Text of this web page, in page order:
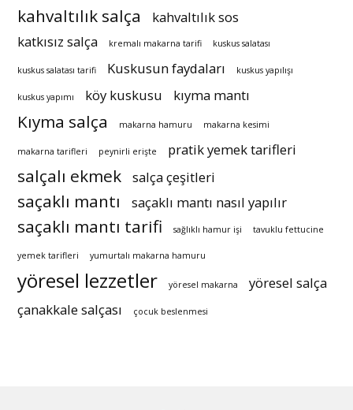
kahvaltılık salça
kahvaltılık sos
katkısız salça
kremalı makarna tarifi kuskus salatası
kuskus salatası tarifi Kuskusun faydaları kuskus yapılışı
kuskus yapımı köy kuskusu kıyma mantı
Kıyma salça makarna hamuru makarna kesimi
makarna tarifleri peynirli erişte pratik yemek tarifleri
salçalı ekmek salça çeşitleri
saçaklı mantı saçaklı mantı nasıl yapılır
saçaklı mantı tarifi sağlıklı hamur işi tavuklu fettucine
yemek tarifleri yumurtalı makarna hamuru
yöresel lezzetler yöresel makarna
yöresel salça
çanakkale salçası
çocuk beslenmesi